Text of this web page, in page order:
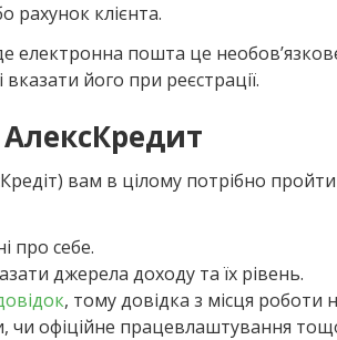
рахунок клієнта.
електронна пошта це
його при реєстрації.
вам в цілому потрібно
про себе.
джерела доходу та їх рівень.
, тому довідка з місця роботи
чи офіційне працевлаштування